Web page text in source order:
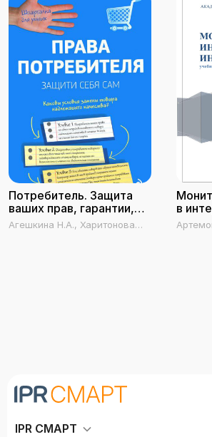
Потребитель. Защита
ваших прав, гарантии,
сервис, возврат,
интернет-покупки
Агешкина Н.А., Харитонова
в
IPR СМАРТ